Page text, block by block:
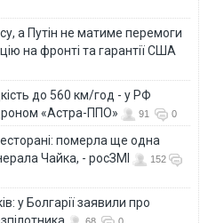
а Путін не матиме перемоги
на фронті та гарантії США
до 560 км/год - у РФ
«Астра-ППО»
91 0
померла ще одна
Чайка, - росЗМІ
152
у Болгарії заявили про